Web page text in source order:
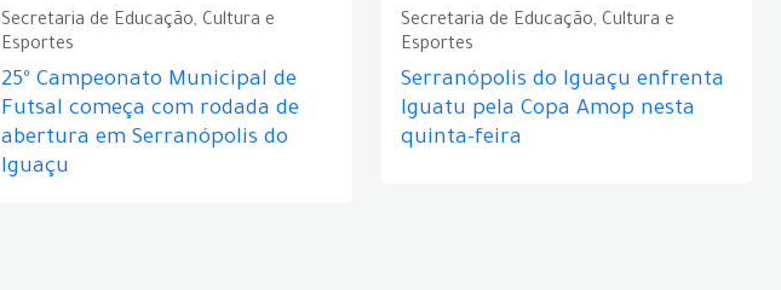
Secretaria de Educação, Cultura e
Esportes
25º Campeonato Municipal de
Futsal começa com rodada de
abertura em Serranópolis do
Iguaçu
Secretaria de Educação, Cultura e
Esportes
Serranópolis do Iguaçu enfrenta
Iguatu pela Copa Amop nesta
quinta-feira